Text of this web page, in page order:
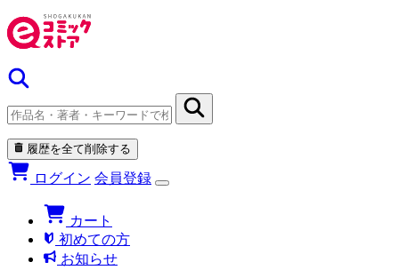
履歴を全て削除する
ログイン 会員登録
カート
初めての方
お知らせ